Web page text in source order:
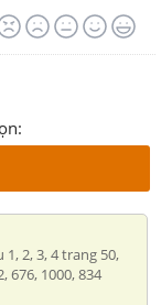
2, 3, 4 trang 50,
676, 1000, 834